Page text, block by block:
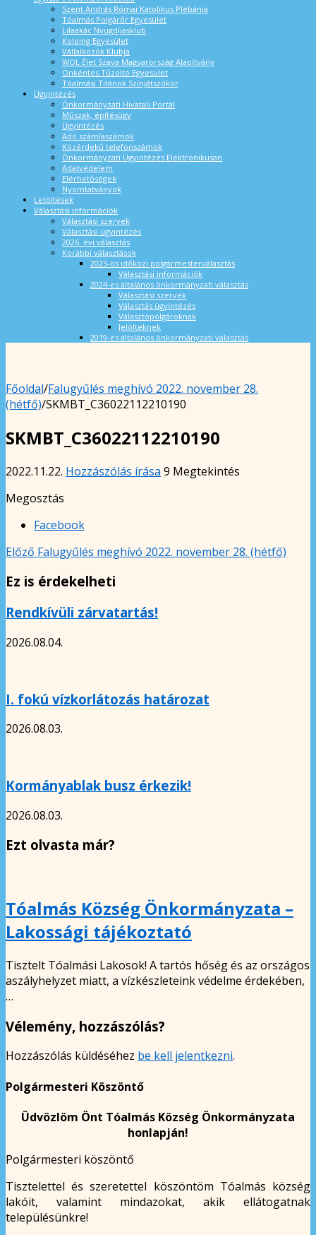
Szent András Római Katolikus Plébánia
Tóalmás Polgárőr Egyesület
Lilaakác Nyugdíjasklub
Kolping Egyesület
Vállalkozók Klubja
WOL Élet Szava Magyarország Alapítvány
Önkéntes Tűzoltó Egyesület
Tóalmási Titánok Színjátszókör
Ügyintézés
Önkormányzati Hivatali Portál
Műszak, építésügy
Ügyintézés
Adó számlaszámok
Közérdekű telefonszámok
Önkormányzati Ügyintézés Elektronikusan
Adatvédelem
Elérhetőségek
Nyomtatványok
Letöltések
Választási információk
Választási szervek
Választási ügyintézés
2026. évi választás
Korábbi választások
2025-ös időközi polgármesterválasztás
Választási információk
2024-es általános önkormányzati választás
Választási szervek
Választás ügyintézés
Választópolgároknak
Jelölteknek
2019-es általános önkormányzati választás
Főoldal/Falugyűlés meghívó 2022. november 28.
(hétfő)/SKMBT_C36022112210190
SKMBT_C36022112210190
2022.11.22. Hozzászólás írása 9 Megtekintés
Megosztás
Facebook
Előző Falugyűlés meghívó 2022. november 28. (hétfő)
Ez is érdekelheti
Rendkívüli zárvatartás!
2026.08.04.
I. fokú vízkorlátozás határozat
2026.08.03.
Kormányablak busz érkezik!
2026.08.03.
Ezt olvasta már?
Tóalmás Község Önkormányzata –
Lakossági tájékoztató
Tisztelt Tóalmási Lakosok! A tartós hőség és az országos
aszályhelyzet miatt, a vízkészleteink védelme érdekében,
…
Vélemény, hozzászólás?
Hozzászólás küldéséhez be kell jelentkezni.
Polgármesteri Köszöntő
Üdvözlöm Önt Tóalmás Község Önkormányzata
honlapján!
Polgármesteri köszöntő
Tisztelettel és szeretettel köszöntöm Tóalmás község
lakóit, valamint mindazokat, akik ellátogatnak
településünkre!